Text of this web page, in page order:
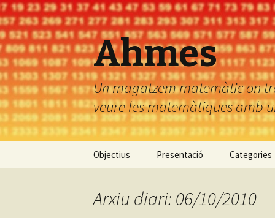
Ahmes
Un magatzem matemàtic on
veure les matemàtiques amb
Vés
Objectius Presentació Categories
Arxiu diari: 06/10/2010